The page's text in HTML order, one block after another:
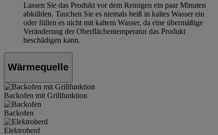
Lassen Sie das Produkt vor dem Reinigen ein paar Minuten
abkühlen. Tauchen Sie es niemals heiß in kaltes Wasser ein
oder füllen es nicht mit kaltem Wasser, da eine übermäßige
Veränderung der Oberflächentemperatur das Produkt
beschädigen kann.
Wärmequelle
Backofen mit Grillfunktion
Backofen
Elektroherd